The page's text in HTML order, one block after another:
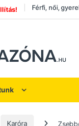
Férfi, női,
Karóra